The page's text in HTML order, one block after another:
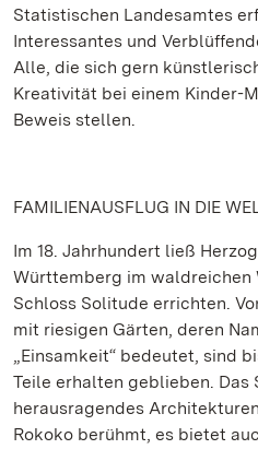
Statistischen Landesamtes
Interessantes und
Alle, die sich gern
Kreativität bei einem Kinder-
Beweis stellen.
FAMILIENAUSFLUG IN DIE
Im 18. Jahrhundert ließ
Württemberg im waldreichen
Schloss Solitude errichten.
mit riesigen Gärten, deren
„Einsamkeit“ bedeutet, sind
Teile erhalten geblieben. Das
herausragendes
Rokoko berühmt, es bietet